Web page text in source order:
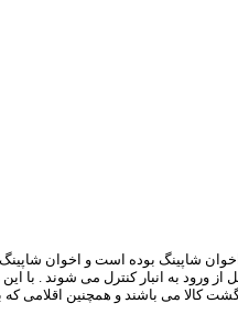
شاپینگ بوده است و اخوان
ورود به انبار کنترل می شوند .